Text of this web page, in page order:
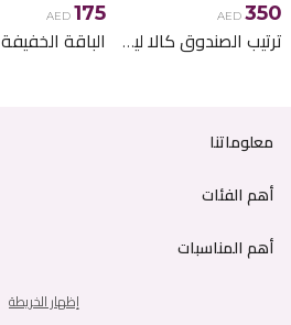
AED 350
ترتيب الصندوق كالا ليلي
AED 175
الباقة الخفيفة
معلوماتنا
أهم الفئات
أهم المناسبات
إظهار الخريطة